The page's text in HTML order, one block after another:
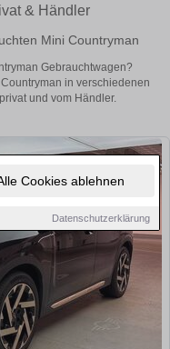
Cookies ablehnen
Datenschutzerklärung
& Händler
Mini Countryman
Gebrauchtwagen?
in verschiedenen
und vom Händler.